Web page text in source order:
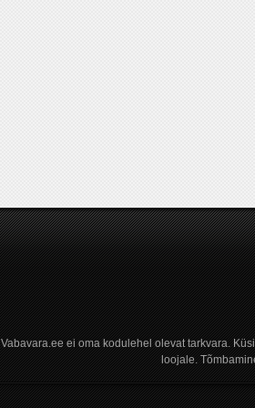
Vabavara.ee ei oma kodulehel olevat tarkvara.
loojale.